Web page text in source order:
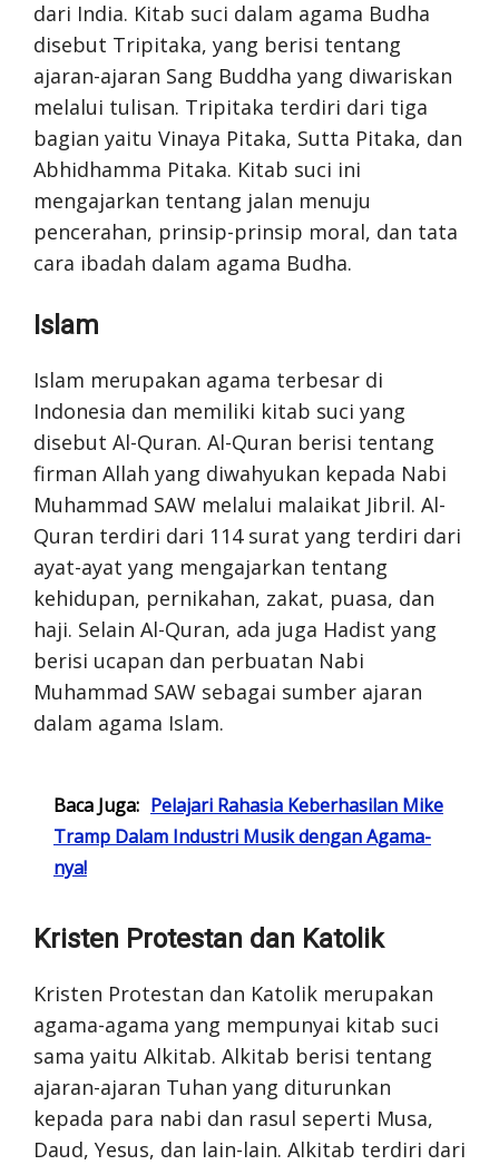
dari India. Kitab suci dalam agama Budha
disebut Tripitaka, yang berisi tentang
ajaran-ajaran Sang Buddha yang diwariskan
melalui tulisan. Tripitaka terdiri dari tiga
bagian yaitu Vinaya Pitaka, Sutta Pitaka, dan
Abhidhamma Pitaka. Kitab suci ini
mengajarkan tentang jalan menuju
pencerahan, prinsip-prinsip moral, dan tata
cara ibadah dalam agama Budha.
Islam
Islam merupakan agama terbesar di
Indonesia dan memiliki kitab suci yang
disebut Al-Quran. Al-Quran berisi tentang
firman Allah yang diwahyukan kepada Nabi
Muhammad SAW melalui malaikat Jibril. Al-
Quran terdiri dari 114 surat yang terdiri dari
ayat-ayat yang mengajarkan tentang
kehidupan, pernikahan, zakat, puasa, dan
haji. Selain Al-Quran, ada juga Hadist yang
berisi ucapan dan perbuatan Nabi
Muhammad SAW sebagai sumber ajaran
dalam agama Islam.
Baca Juga: Pelajari Rahasia Keberhasilan Mike
Tramp Dalam Industri Musik dengan Agama-
nya!
Kristen Protestan dan Katolik
Kristen Protestan dan Katolik merupakan
agama-agama yang mempunyai kitab suci
sama yaitu Alkitab. Alkitab berisi tentang
ajaran-ajaran Tuhan yang diturunkan
kepada para nabi dan rasul seperti Musa,
Daud, Yesus, dan lain-lain. Alkitab terdiri dari